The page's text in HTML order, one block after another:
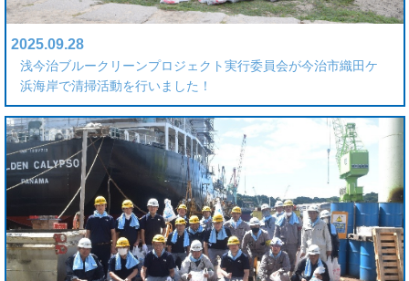
2025.09.28
浅今治ブルークリーンプロジェクト実行委員会が今治市織田ケ
浜海岸で清掃活動を行いました！